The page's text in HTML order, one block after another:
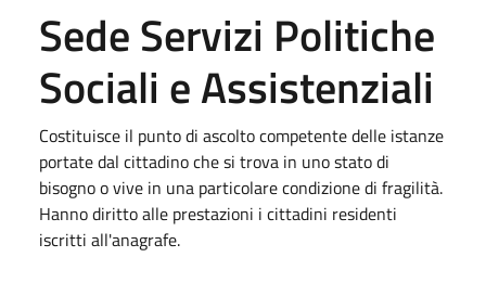
Sede Servizi Politiche
Sociali e Assistenziali
Costituisce il punto di ascolto competente delle istanze
portate dal cittadino che si trova in uno stato di
bisogno o vive in una particolare condizione di fragilità.
Hanno diritto alle prestazioni i cittadini residenti
iscritti all'anagrafe.